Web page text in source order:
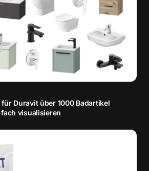
Duravit über 1000 Badartikel
visualisieren